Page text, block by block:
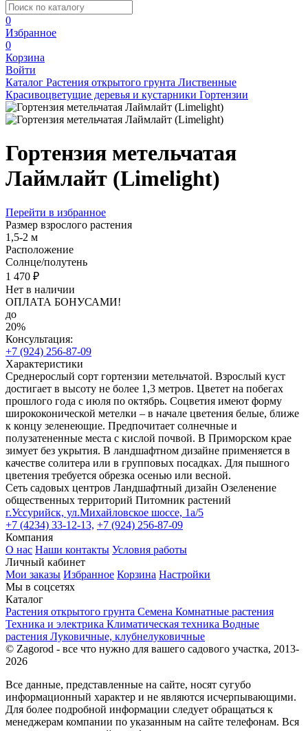
0
Избранное
0
Корзина
Войти
Каталог Растения открытого грунта Лиственные
Красивоцветущие деревья и кустарники Гортензии
Гортензия метельчатая
Лаймлайт (Limelight)
Перейти в избранное
Размер взрослого растения
1,5-2 м
Расположение
Солнце/полутень
1 470 ₽
Нет в наличии
ОПЛАТА БОНУСАМИ!
до
20%
Консультация:
+7 (924) 256-87-09
Характеристики
Среднерослый сорт гортензии метельчатой. Взрослый куст
достигает в высоту не более 1,3 метров. Цветет на побегах
прошлого года с июля по октябрь. Соцветия имеют форму
ширококонической метелки – в начале цветения белые, ближе
к концу зеленеющие. Предпочитает солнечные и
полузатененные места с кислой почвой. В Приморском крае
зимует без укрытия. В ландшафтном дизайне применяется в
качестве солитера или в групповых посадках. Для пышного
цветения требуется обрезка осенью или весной.
Сеть садовых центров Ландшафтный дизайн Озеленение
общественных территорий Питомник растений
г.Уссурийск, ул.Михайловское шоссе, 1а/5
+7 (4234) 33-12-13, +7 (924) 256-87-09
Компания
О нас Наши контакты Условия работы
Личный кабинет
Мои заказы Избранное Корзина Настройки
Мы в соцсетях
Каталог
Растения открытого грунта Семена Комнатные растения
Техника и электрика Климатическая техника Водные
растения Луковичные, клубнелуковичные
© Zagorod - все что нужно для вашего садового участка, 2013-
2026
Все данные, представленные на сайте, носят сугубо
информационный характер и не являются исчерпывающими.
Для более подробной информации следует обращаться к
менеджерам компании по указанным на сайте телефонам. Вся